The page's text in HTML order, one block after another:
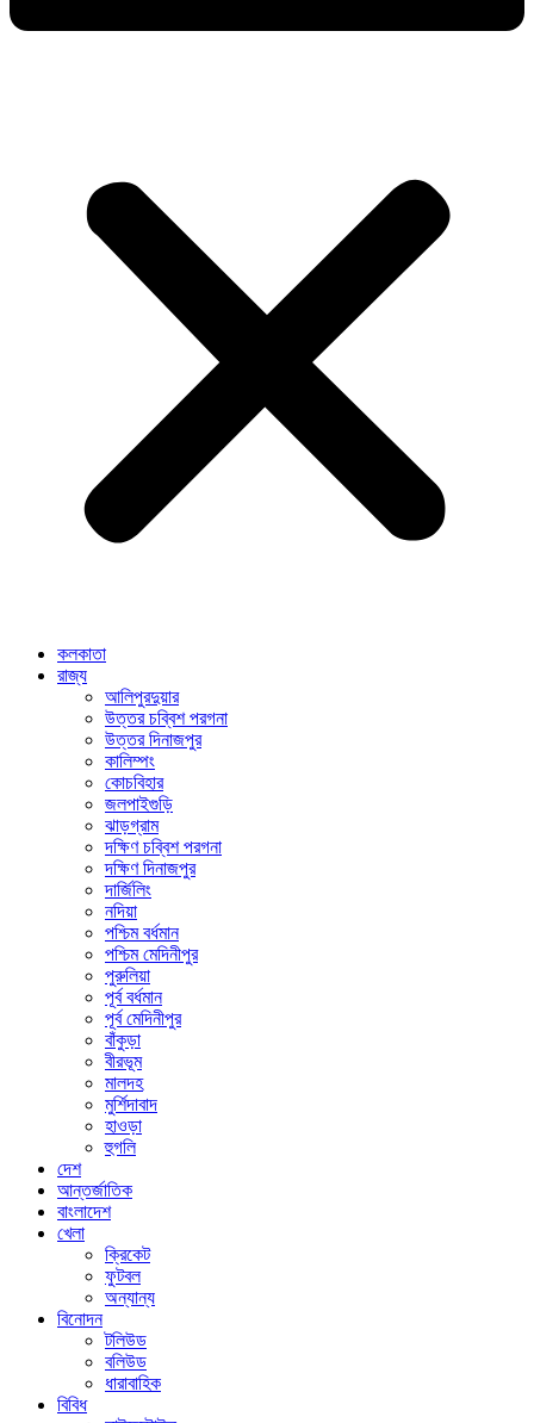
কলকাতা
রাজ্য
আলিপুরদুয়ার
উত্তর চব্বিশ পরগনা
উত্তর দিনাজপুর
কালিম্পং
কোচবিহার
জলপাইগুড়ি
ঝাড়গ্রাম
দক্ষিণ চব্বিশ পরগনা
দক্ষিণ দিনাজপুর
দার্জিলিং
নদিয়া
পশ্চিম বর্ধমান
পশ্চিম মেদিনীপুর
পুরুলিয়া
পূর্ব বর্ধমান
পূর্ব মেদিনীপুর
বাঁকুড়া
বীরভূম
মালদহ
মুর্শিদাবাদ
হাওড়া
হুগলি
দেশ
আন্তর্জাতিক
বাংলাদেশ
খেলা
ক্রিকেট
ফুটবল
অন্যান্য
বিনোদন
টলিউড
বলিউড
ধারাবাহিক
বিবিধ